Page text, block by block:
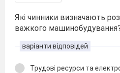
Які чинники визначають
важкого
варіанти відповідей
Трудові ресурси та